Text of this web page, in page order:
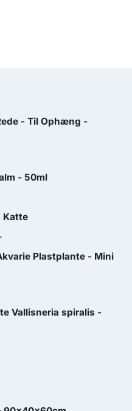
- Til Ophæng -
- 50ml
Katte
aktuelle
95.00 kr..
Plastplante - Mini
Vallisneria spiralis -